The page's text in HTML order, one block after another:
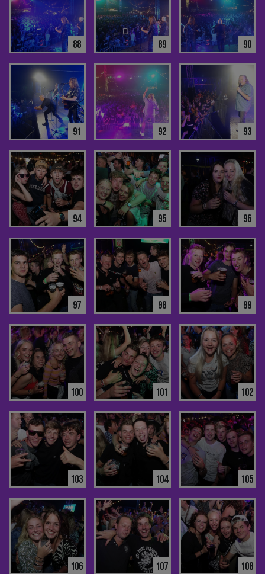
88 89 90
91 92 93
94 95 96
97 98 99
100 101 102
103 104 105
106 107 108